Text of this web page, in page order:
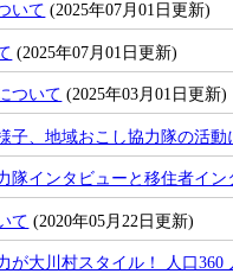
いて (2025年07月01日更新)
(2025年07月01日更新)
ついて (2025年03月01日更新)
子、地域おこし協力隊の活動
隊インタビューと移住者イ
て (2020年05月22日更新)
が大川村スタイル！ 人口